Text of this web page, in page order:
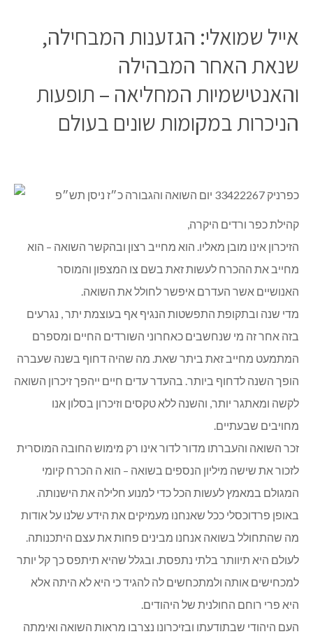
אייל שמואלי: הגזענות המבחילה,
שנאת האחר המבהילה
והאנטישמיות המחליאה – תופעות
הניכרות במקומות שונים בעולם
קהילת כפר ורדים היקרה,
הזיכרון אינו מובן מאליו. הוא מחייב רצון ובהקשר השואה – הוא
מחייב את ההכרח לעשות זאת בשם צו המצפון והמוסר
האנושיים אשר העדרם איפשר לחולל את השואה.
מדי שנה ובתקופת התפשטות הנגיף אף בעוצמת יתר , נגרעים
בזה אחר זה מי שנחשבים כאחרוני השורדים החיים ומספרם
המתמעט מחייב זאת ביתר שאת. מה שהיה דחוף בשנה שעברה
הופך השנה לדחוף ביותר. בהעדר עדים חיים ייהפך זיכרון השואה
לקשה ומאתגר יותר, והשנה ללא טקסים וזיכרון בסלון אנו
מחויבים שבעתיים.
זכר השואה והעברתו מדור לדור אינו רק מימוש החובה המוסרית
לזכור את שישה מיליון הנספים בשואה – הוא ה הכרח קיומי
המגולם במאמץ לעשות הכל כדי למנוע חלילה את הישנותה.
באופן פרדוכסלי ככל שאנחנו מעמיקים את הידע שלנו על אודות
מה שהתחולל בשואה אנחנו מבינים פחות את עצם היתכנותה.
לעולם היא תיוותר בלתי נתפסת. ובגלל שהיא תיתפס כך קל יותר
למכחישים אותה ולמתכחשים לה להגיד כי היא לא היתה אלא
היא פרי רוחם החולנית של היהודים.
העם היהודי שבתודעתו ובזיכרונו נצרבו מראות השואה ואימתה